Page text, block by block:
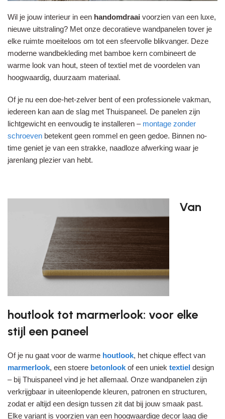
Wil je jouw interieur in een handomdraai voorzien van een luxe,
nieuwe uitstraling? Met onze decoratieve wandpanelen tover je
elke ruimte moeiteloos om tot een sfeervolle blikvanger. Deze
moderne wandbekleding met bamboe kern combineert de
warme look van hout, steen of textiel met de voordelen van
hoogwaardig, duurzaam materiaal.
Of je nu een doe-het-zelver bent of een professionele vakman,
iedereen kan aan de slag met Thuispaneel. De panelen zijn
lichtgewicht en eenvoudig te installeren – montage zonder
schroeven betekent geen rommel en geen gedoe. Binnen no-
time geniet je van een strakke, naadloze afwerking waar je
jarenlang plezier van hebt.
Van
houtlook tot marmerlook: voor elke
stijl een paneel
Of je nu gaat voor de warme houtlook, het chique effect van
marmerlook, een stoere betonlook of een uniek textiel design
– bij Thuispaneel vind je het allemaal. Onze wandpanelen zijn
verkrijgbaar in uiteenlopende kleuren, patronen en structuren,
zodat er altijd een design tussen zit dat bij jouw smaak past.
Elke variant is voorzien van een hoogwaardige decor laag die